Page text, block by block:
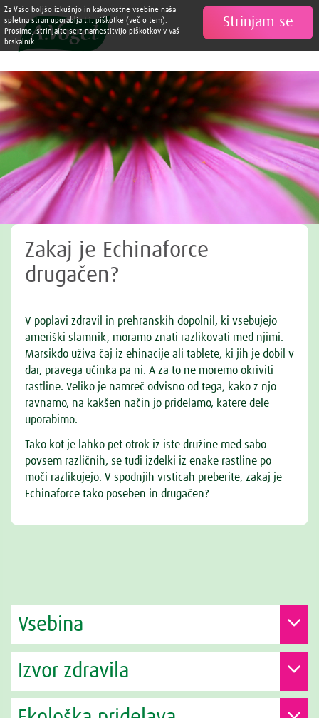

Zakaj je Echinaforce
drugačen?
V poplavi zdravil in prehranskih dopolnil, ki vsebujejo
ameriški slamnik, moramo znati razlikovati med njimi.
Marsikdo uživa čaj iz ehinacije ali tablete, ki jih je dobil v
dar, pravega učinka pa ni. A za to ne moremo okriviti
rastline. Veliko je namreč odvisno od tega, kako z njo
ravnamo, na kakšen način jo pridelamo, katere dele
uporabimo.
Tako kot je lahko pet otrok iz iste družine med sabo
povsem različnih, se tudi izdelki iz enake rastline po
moči razlikujejo. V spodnjih vrsticah preberite, zakaj je
Echinaforce tako poseben in drugačen?
Vsebina
Izvor zdravila
Strinjam se
Za Vašo boljšo izkušnjo in kakovostne vsebine naša
spletna stran uporablja t.i. piškotke (več o tem).
Prosimo, strinjajte se z namestitvijo piškotkov v vaš
brskalnik.